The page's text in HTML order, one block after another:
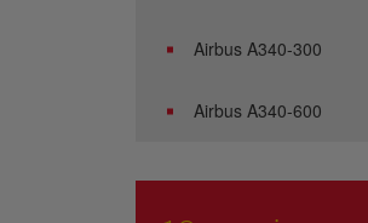
Airbus A340-300
Airbus A340-600